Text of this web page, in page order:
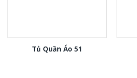
Tủ Quần Áo 51